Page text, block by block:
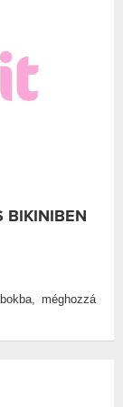
BIKINIBEN
méghozzá